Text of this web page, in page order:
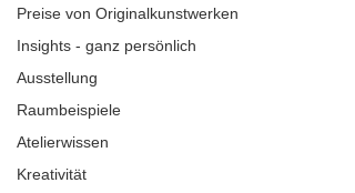
Preise von Originalkunstwerken
Insights - ganz persönlich
Ausstellung
Raumbeispiele
Atelierwissen
Kreativität